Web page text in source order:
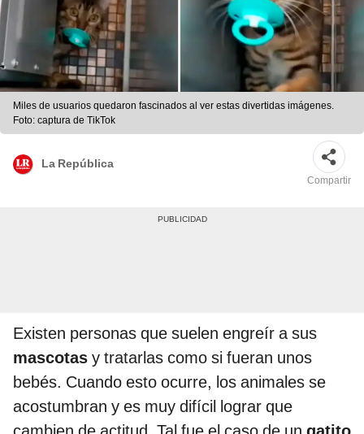
Miles de usuarios quedaron fascinados al ver estas divertidas imágenes.
Foto: captura de TikTok
La República
Compartir
Existen personas que suelen engreír a sus
mascotas y tratarlas como si fueran unos
bebés. Cuando esto ocurre, los animales se
acostumbran y es muy difícil lograr que